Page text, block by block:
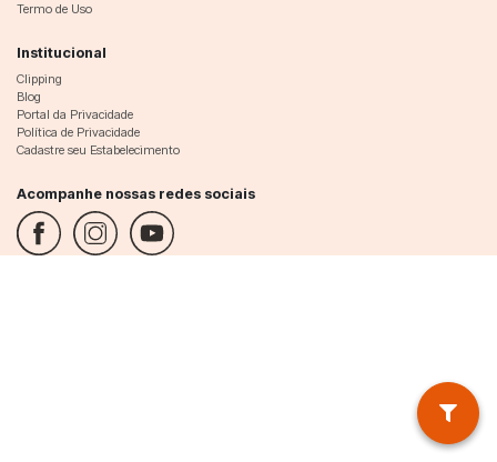
Termo de Uso
Institucional
Clipping
Blog
Portal da Privacidade
Política de Privacidade
Cadastre seu Estabelecimento
Acompanhe nossas redes sociais